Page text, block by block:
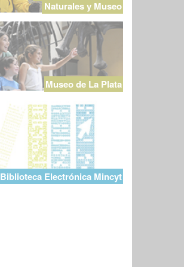
Naturales y Museo
Museo de La Plata
Biblioteca Electrónica Mincyt